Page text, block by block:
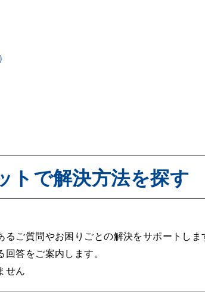
トで解決方法を探す
るご質問やお困りごとの解決をサポートしま
答をご案内します。
せん